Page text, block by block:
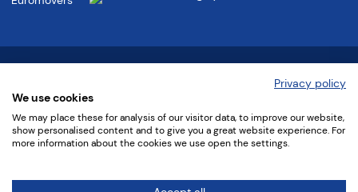
Privacy policy
We use cookies
We may place these for analysis of our visitor data, to improve our website,
show personalised content and to give you a great website experience. For
more information about the cookies we use open the settings.